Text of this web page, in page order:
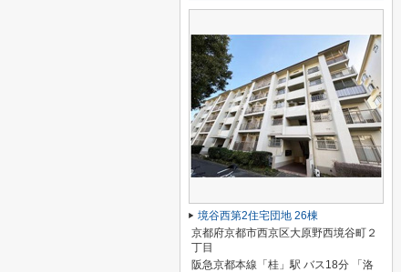
境谷西第2住宅団地 26棟
京都府京都市西京区大原野西境谷町２
丁目
阪急京都本線「桂」駅 バス18分 「洛